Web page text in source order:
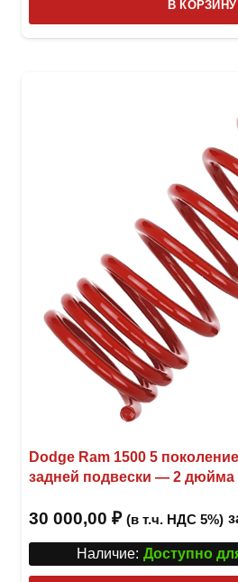
В КОРЗИНУ
Dodge Ram 1500 5
задней подвески — 2
30 000,00 ₽ (в т.ч. НДС 5%)
Наличие: Доступно